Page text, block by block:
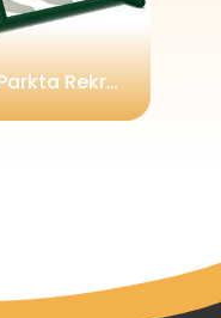
Bahçe ve Villada veya Parkta Rekreasyon Amaçlı Kullanım için Yüksek Kalite Outdoor Fitness Hava Yürüyüş Makinesi - AB ve ABD Standartlarına Uygun